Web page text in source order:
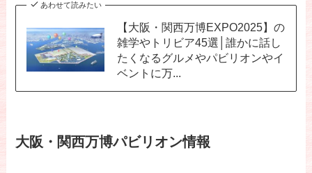
あわせて読みたい
【大阪・関西万博EXPO2025】の
雑学やトリビア45選│誰かに話し
たくなるグルメやパビリオンやイ
ベントに万...
大阪・関西万博パビリオン情報
【大阪関西万
博】当日予約の
解放時間一覧を
わかりやすくま
【大阪・関西万
博】予約や入場
についての裏ワ
ザ12選│ガンダ
人気パビリオン
博】行ってみま
版！万博全パビ